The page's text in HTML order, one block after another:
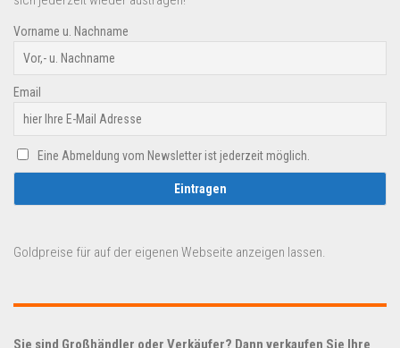
Vorname u. Nachname
Email
Eine Abmeldung vom Newsletter ist jederzeit möglich.
Goldpreise für auf der eigenen Webseite anzeigen lassen.
Sie sind Großhändler oder Verkäufer? Dann verkaufen Sie Ihre